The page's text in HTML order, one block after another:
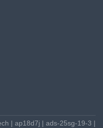
| ap18d7j | ads-25sg-19-3 |